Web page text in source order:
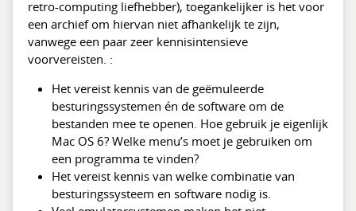
retro-computing liefhebber), toegankelijker is het voor
een archief om hiervan niet afhankelijk te zijn,
vanwege een paar zeer kennisintensieve
voorvereisten. :
Het vereist kennis van de geëmuleerde
besturingssystemen én de software om de
bestanden mee te openen. Hoe gebruik je eigenlijk
Mac OS 6? Welke menu’s moet je gebruiken om
een programma te vinden?
Het vereist kennis van welke combinatie van
besturingssysteem en software nodig is.